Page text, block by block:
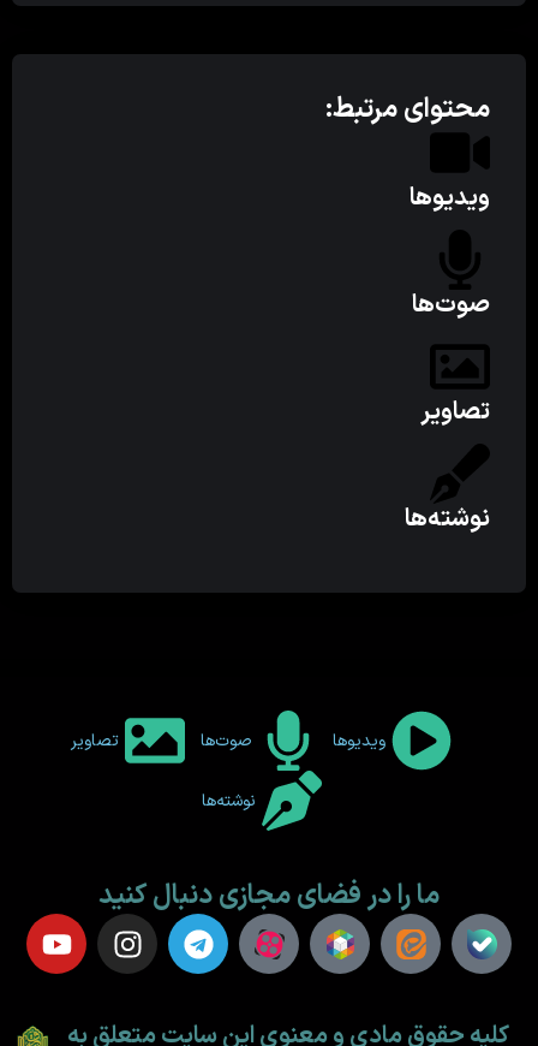
محتوای مرتبط:
ویدیوها
صوت‌ها
تصاویر
نوشته‌ها
ویدیوها صوت‌ها تصاویر
نوشته‌ها
ما را در فضای مجازی دنبال کنید
کلیه حقوق مادی و معنوی این سایت متعلق به